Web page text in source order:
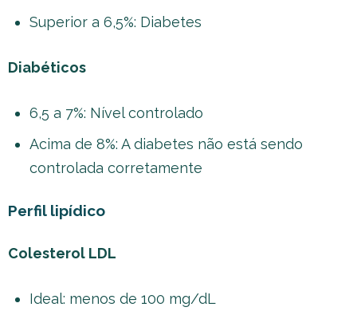
Superior a 6,5%: Diabetes
Diabéticos
6,5 a 7%: Nível controlado
Acima de 8%: A diabetes não está sendo
controlada corretamente
Perfil lipídico
Colesterol LDL
Ideal: menos de 100 mg/dL